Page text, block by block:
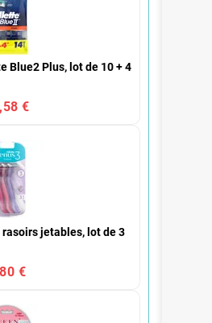
Blue2 Plus, lot de 10 + 4
€
jetables, lot de 3
€